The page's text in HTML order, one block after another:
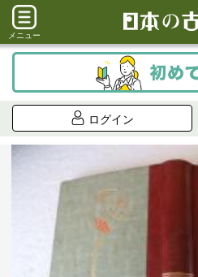
メニュー
ログイン